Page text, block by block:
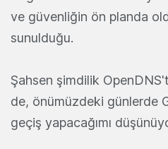
ve güvenliğin ön planda
sunulduğu.
Şahsen şimdilik
de, önümüzdeki günlerde
geçiş yapacağımı